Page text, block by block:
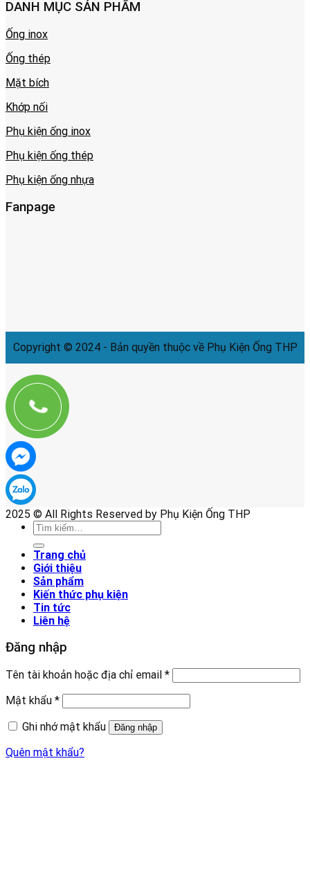
DANH MỤC SẢN PHẨM
Ống inox
Ống thép
Mặt bích
Khớp nối
Phụ kiện ống inox
Phụ kiện ống thép
Phụ kiện ống nhựa
Fanpage
Copyright © 2024 - Bản quyền thuộc về Phụ Kiện Ống THP
2025 © All Rights Reserved by Phụ Kiện Ống THP
Tìm
kiếm:
Trang chủ
Giới thiệu
Sản phẩm
Kiến thức phụ kiện
Tin tức
Liên hệ
Đăng nhập
Tên tài khoản hoặc địa chỉ email *
Mật khẩu *
Ghi nhớ mật khẩu
Đăng nhập
Quên mật khẩu?